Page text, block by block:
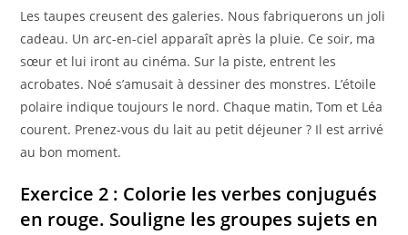
Les taupes creusent des galeries. Nous fabriquerons un joli
cadeau. Un arc-en-ciel apparaît après la pluie. Ce soir, ma
sœur et lui iront au cinéma. Sur la piste, entrent les
acrobates. Noé s’amusait à dessiner des monstres. L’étoile
polaire indique toujours le nord. Chaque matin, Tom et Léa
courent. Prenez-vous du lait au petit déjeuner ? Il est arrivé
au bon moment.
Exercice 2 : Colorie les verbes conjugués
en rouge. Souligne les groupes sujets en